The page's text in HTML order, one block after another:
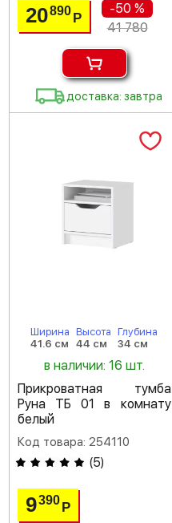
20890 Р
-50 %
41 780
доставка: завтра
Ширина
41.6 см
Высота
44 см
Глубина
34 см
в наличии: 16 шт.
Прикроватная тумба
Руна ТБ 01 в комнату
белый
Код товара: 254110
(5)
9390 Р